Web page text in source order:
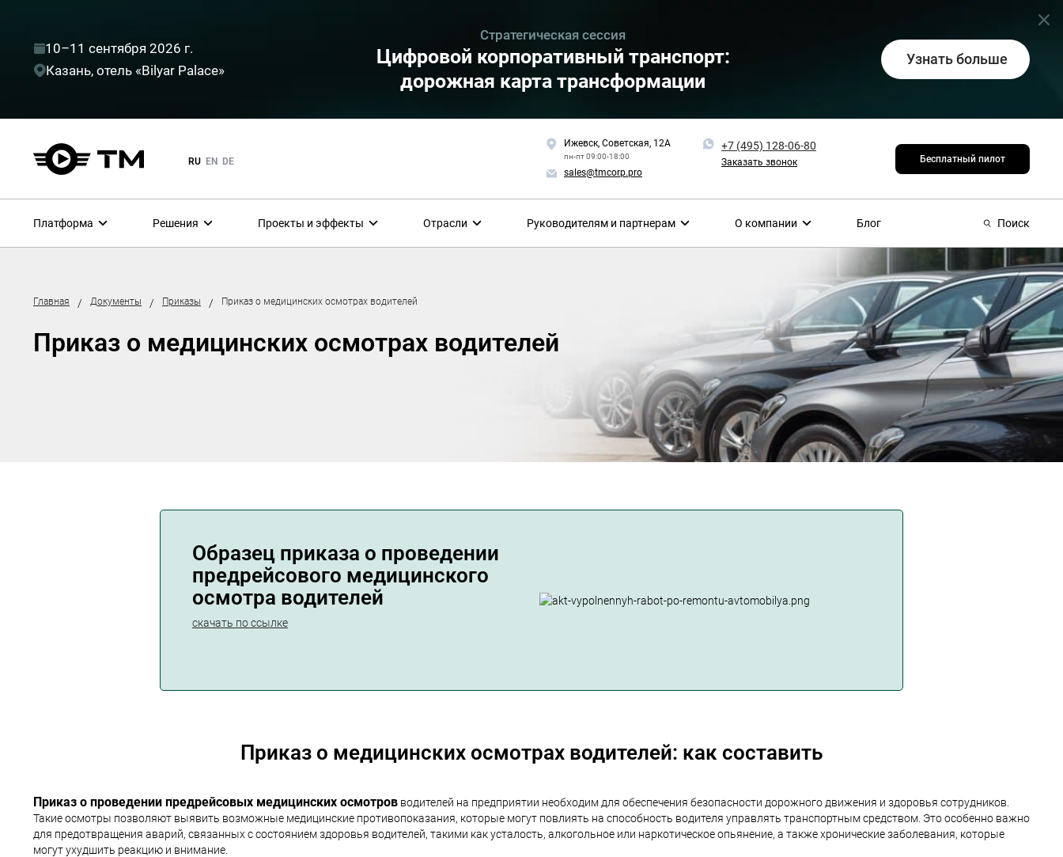
10–11 сентября 2026 г.
Казань, отель «Bilyar Palace»
Стратегическая сессия
Цифровой корпоративный транспорт:
дорожная карта трансформации
Узнать больше
RU EN DE
Ижевск, Советская, 12А
пн-пт 09:00-18:00
sales@tmcorp.pro
+7 (495) 128-06-80
Заказать звонок Бесплатный пилот
Платформа Решения Проекты и эффекты Отрасли Руководителям и партнерам О компании Блог Поиск
Главная / Документы / Приказы / Приказ о медицинских осмотрах водителей
Приказ о медицинских осмотрах водителей
Образец приказа о проведении
предрейсового медицинского
осмотра водителей
скачать по ссылке
Приказ о медицинских осмотрах водителей: как составить
Приказ о проведении предрейсовых медицинских осмотров водителей на предприятии необходим для обеспечения безопасности дорожного движения и здоровья сотрудников.
Такие осмотры позволяют выявить возможные медицинские противопоказания, которые могут повлиять на способность водителя управлять транспортным средством. Это особенно важно
для предотвращения аварий, связанных с состоянием здоровья водителей, такими как усталость, алкогольное или наркотическое опьянение, а также хронические заболевания, которые
могут ухудшить реакцию и внимание.